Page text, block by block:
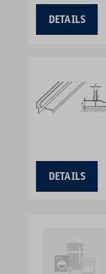
DETAILS
DETAILS